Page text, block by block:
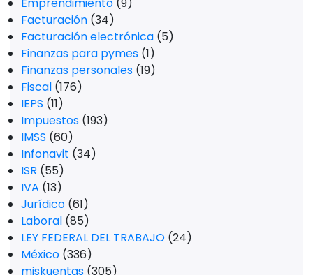
Facturación (34)
Facturación electrónica (5)
Finanzas para pymes (1)
Finanzas personales (19)
Fiscal (176)
IEPS (11)
Impuestos (193)
IMSS (60)
Infonavit (34)
ISR (55)
IVA (13)
Jurídico (61)
Laboral (85)
LEY FEDERAL DEL TRABAJO (24)
México (336)
miskuentas (305)